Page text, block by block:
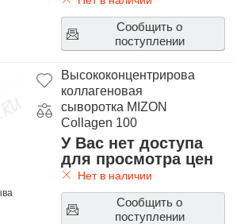
макияжа
Сообщить о
поступлении
Высококонцентрированная
коллагеновая
сыворотка MIZON
Collagen 100
У Вас нет доступа
для просмотра цен
Нет в наличии
Сообщить о
поступлении